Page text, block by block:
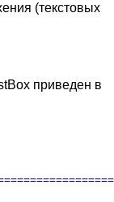
(текстовых
приведен в